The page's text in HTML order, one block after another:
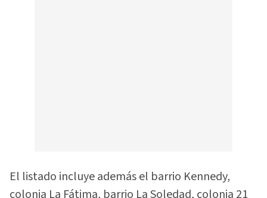
El listado incluye además el barrio Kennedy,
colonia La Fátima, barrio La Soledad, colonia 21